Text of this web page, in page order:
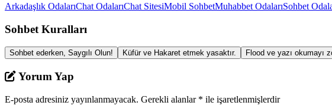
Arkadaşlık OdalarıChat OdalarıChat SitesiMobil SohbetMuhabbet OdalarıSohbet
Sohbet Kuralları
Sohbet ederken, Saygılı Olun! Küfür ve Hakaret etmek yasaktır. Flood ve yazı okumayı
Yorum Yap
E-posta adresiniz yayınlanmayacak. Gerekli alanlar * ile işaretlenmişlerdir